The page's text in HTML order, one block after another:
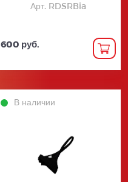
Арт. RDSRBia
600 руб.
В наличии